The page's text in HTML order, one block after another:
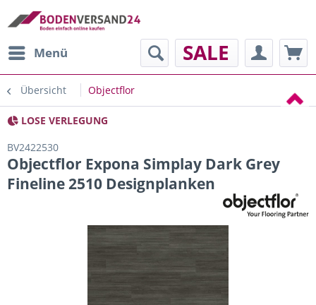
Menü SALE
Übersicht Objectflor
LOSE VERLEGUNG
BV2422530
Objectflor Expona Simplay Dark Grey
Fineline 2510 Designplanken